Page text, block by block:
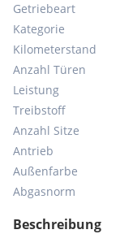
Getriebeart
Kategorie
Kilometerstand
Anzahl Türen
Leistung
Treibstoff
Anzahl Sitze
Antrieb
Außenfarbe
Abgasnorm
Beschreibung